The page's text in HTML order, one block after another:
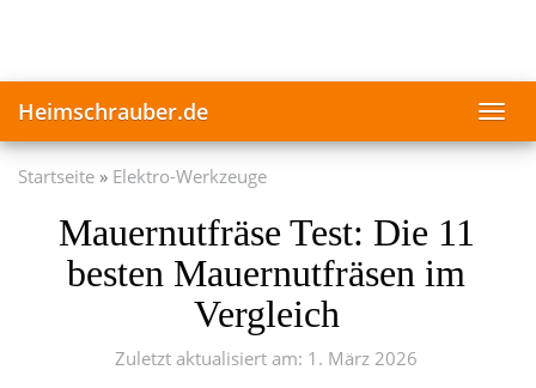
Heimschrauber.de
Startseite Elektro-Werkzeuge
Mauernutfräse Test: Die 11
besten Mauernutfräsen im
Vergleich
Zuletzt aktualisiert am: 1. März 2026